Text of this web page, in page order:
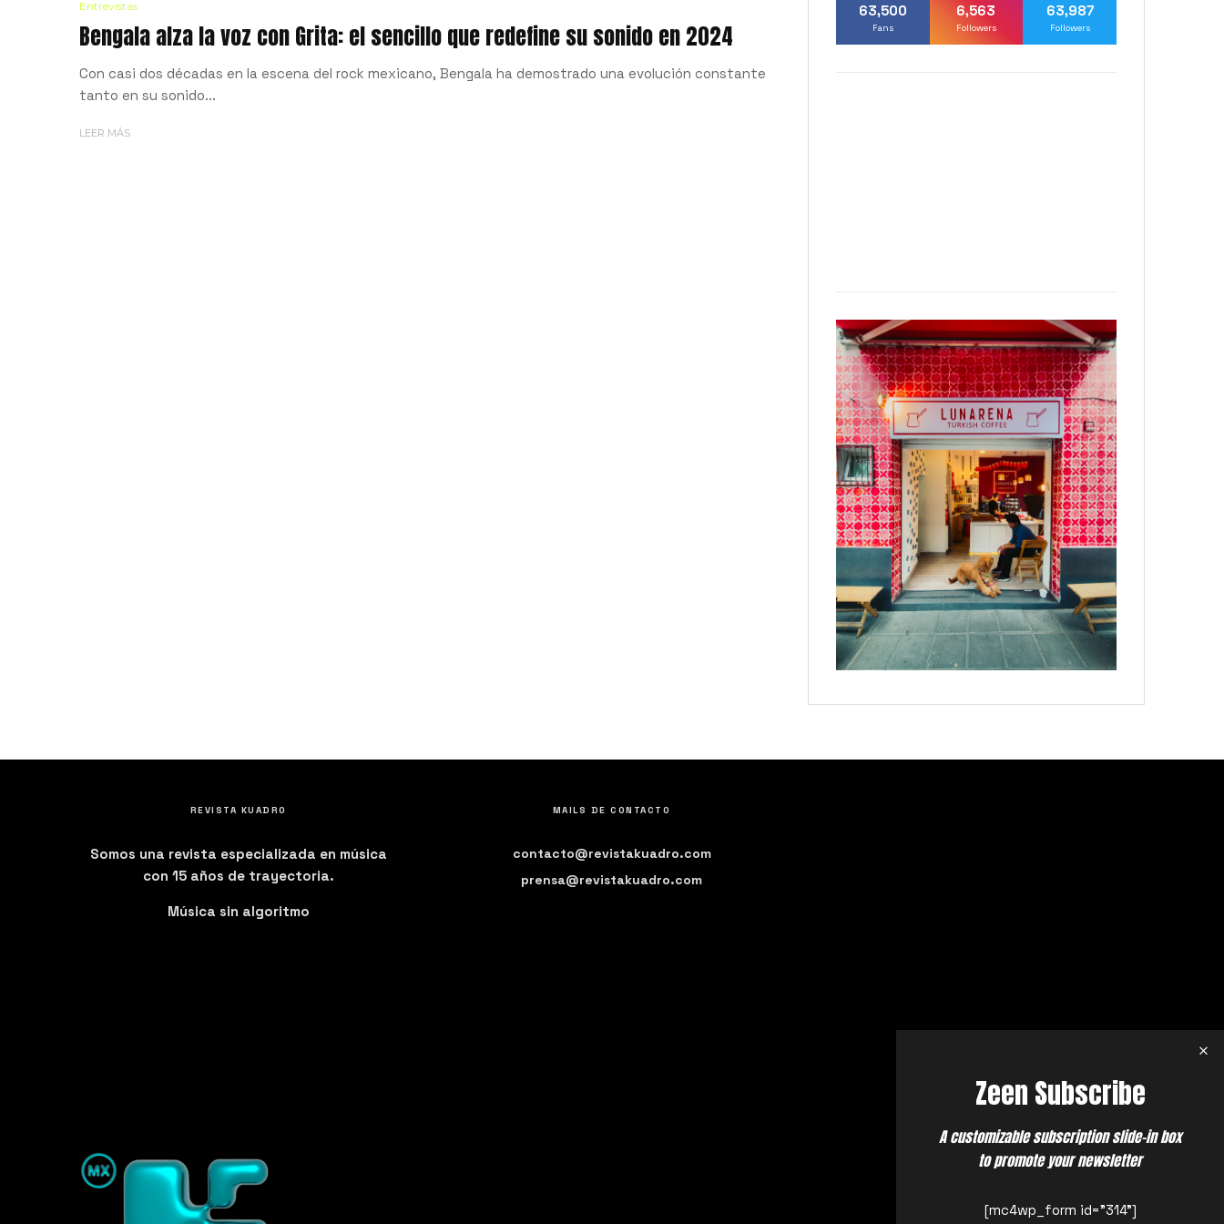
Entrevistas
Bengala alza la voz con Grita: el sencillo que redefine su sonido en 2024
Con casi dos décadas en la escena del rock mexicano, Bengala ha demostrado una evolución constante
tanto en su sonido...
LEER MÁS
63,500
Fans
6,563
Followers
63,987
Followers
REVISTA KUADRO
Somos una revista especializada en música
con 15 años de trayectoria.
Música sin algoritmo
MAILS DE CONTACTO
contacto@revistakuadro.com
prensa@revistakuadro.com
Zeen Subscribe
A customizable subscription slide-in box
to promote your newsletter
[mc4wp_form id="314"]